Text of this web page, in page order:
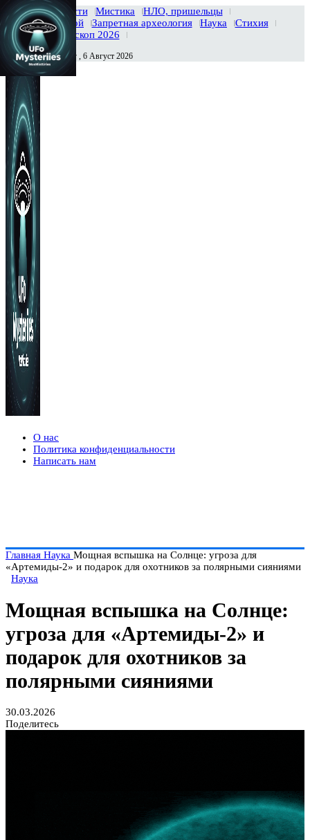
Главная Новости Мистика
НЛО, пришельцы
Тайны вселенной
Запретная археология Наука
Стихия
История
Гороскоп 2026
Сегодня Четверг , 6 Август 2026
О нас
Политика конфиденциальности
Написать нам
Главная Наука Мощная вспышка на Солнце: угроза для
«Артемиды-2» и подарок для охотников за полярными сияниями
Наука
Мощная вспышка на Солнце:
угроза для «Артемиды-2» и
подарок для охотников за
полярными сияниями
30.03.2026
Поделитесь